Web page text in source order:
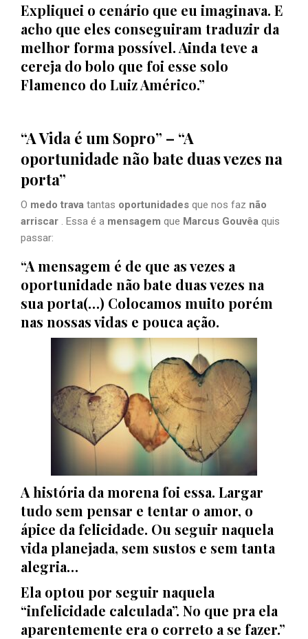
Expliquei o cenário que eu imaginava. E
acho que eles conseguiram traduzir da
melhor forma possível. Ainda teve a
cereja do bolo que foi esse solo
Flamenco do Luiz Américo.”
“A Vida é um Sopro” – “A
oportunidade não bate duas vezes na
porta”
O medo trava tantas oportunidades que nos faz não
arriscar . Essa é a mensagem que Marcus Gouvêa quis
passar:
“A mensagem é de que as vezes a
oportunidade não bate duas vezes na
sua porta(…) Colocamos muito porém
nas nossas vidas e pouca ação.
A história da morena foi essa. Largar
tudo sem pensar e tentar o amor, o
ápice da felicidade. Ou seguir naquela
vida planejada, sem sustos e sem tanta
alegria…
Ela optou por seguir naquela
“infelicidade calculada”. No que pra ela
aparentemente era o correto a se fazer.”